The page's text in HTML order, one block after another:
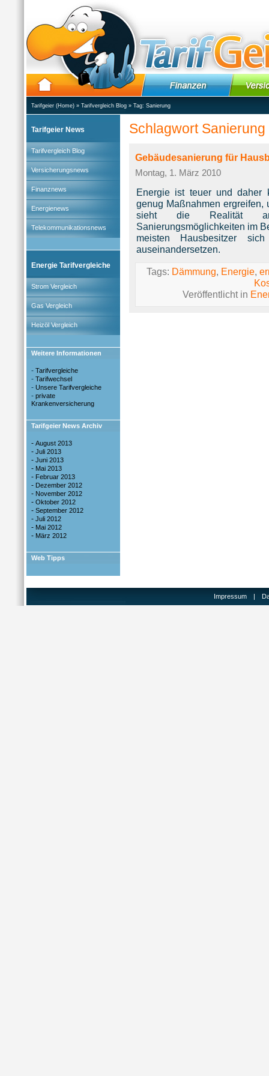
Tarifgeier (Home) » Tarifvergleich Blog » Tag: Sanierung
Tarifgeier News
Tarifvergleich Blog
Versicherungsnews
Finanznews
Energienews
Telekommunikationsnews
Energie Tarifvergleiche
Strom Vergleich
Gas Vergleich
Heizöl Vergleich
Weitere Informationen
- Tarifvergleiche
- Tarifwechsel
- Unsere Tarifvergleiche
- private
Krankenversicherung
Tarifgeier News Archiv
- August 2013
- Juli 2013
- Juni 2013
- Mai 2013
- Februar 2013
- Dezember 2012
- November 2012
- Oktober 2012
- September 2012
- Juli 2012
- Mai 2012
- März 2012
Web Tipps
Schlagwort Sanierung
Gebäudesanierung für
Montag, 1. März 2010
Energie ist teuer und daher
genug Maßnahmen ergreifen,
sieht die Realität
Sanierungsmöglichkeiten im
meisten Hausbesitzer
auseinandersetzen.
Tags: Dämmung, Energie,
Veröffentlicht in
Impressum |